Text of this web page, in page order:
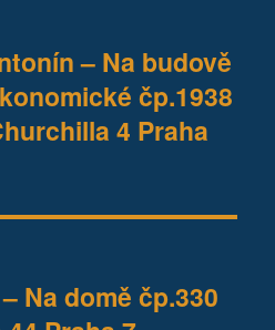
– Na budově
čp.1938
4 Praha
Na domě čp.330